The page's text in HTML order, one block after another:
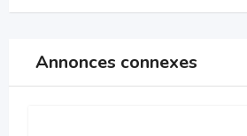
Annonces connexes